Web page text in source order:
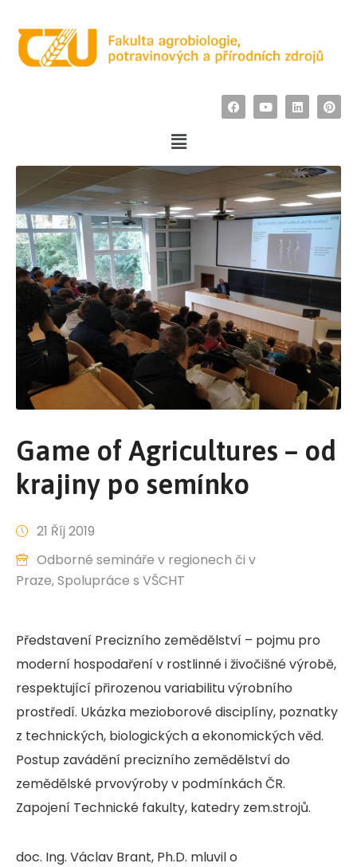
Game of Agricultures – od
krajiny po semínko
21 Říj 2019
Odborné semináře v regionech či v
Praze‚Spolupráce s VŠCHT
Představení Precizního zemědělství – pojmu pro
moderní hospodaření v rostlinné i živočišné výrobě,
respektující přirozenou variabilitu výrobního
prostředí. Ukázka mezioborové disciplíny, poznatky
z technických, biologických a ekonomických věd.
Postup zavádění precizního zemědělství do
zemědělské prvovýroby v podmínkách ČR.
Zapojení Technické fakulty, katedry zem.strojů.
doc. Ing. Václav Brant, Ph.D. mluvil o